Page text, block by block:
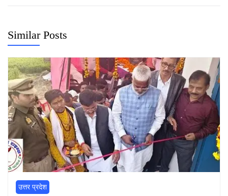
Similar Posts
उत्तर प्रदेश